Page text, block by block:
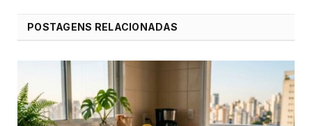
POSTAGENS RELACIONADAS